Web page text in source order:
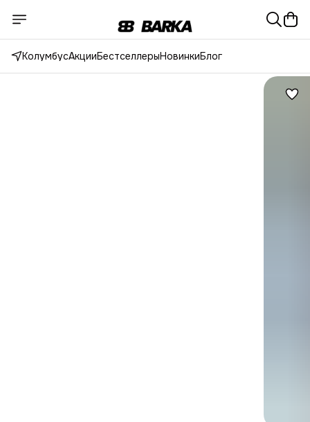
КолумбусАкцииБестселлерыНовинкиБлог